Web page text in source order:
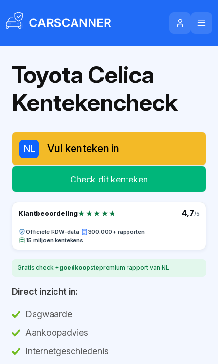
Toyota Celica
Kentekencheck
NL
Check dit kenteken
Klantbeoordeling★★★★★
★★★★★ 4,7/5
Officiële RDW-data·
300.000+ rapporten
15 miljoen kentekens
Gratis check +goedkoopstepremium rapport van NL
Direct inzicht in:
Dagwaarde
Aankoopadvies
Internetgeschiedenis